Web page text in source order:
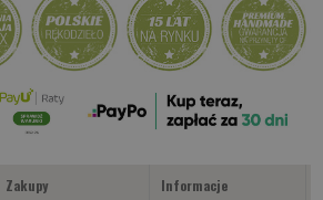
Kup teraz > Kup teraz >
Zakupy
Informacje